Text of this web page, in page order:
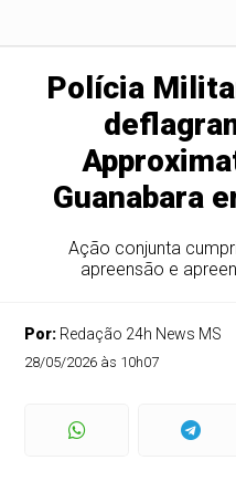
Polícia
Guanabara
Ação conjunta
apreensão e
Por: Redação 24h News MS
28/05/2026 às 10h07